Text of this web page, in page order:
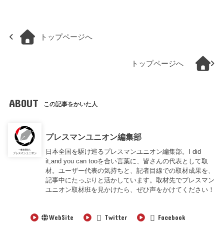
トップページへ
トップページへ
ABOUT この記事をかいた人
プレスマンユニオン編集部
日本全国を駆け巡るプレスマンユニオン編集部。I did
it,and you can tooを合い言葉に、皆さんの代表として取
材。ユーザー代表の気持ちと、記者目線での取材成果を、
記事中にたっぷりと活かしています。取材先でプレスマン
ユニオン取材班を見かけたら、ぜひ声をかけてください！
WebSite Twitter Facebook